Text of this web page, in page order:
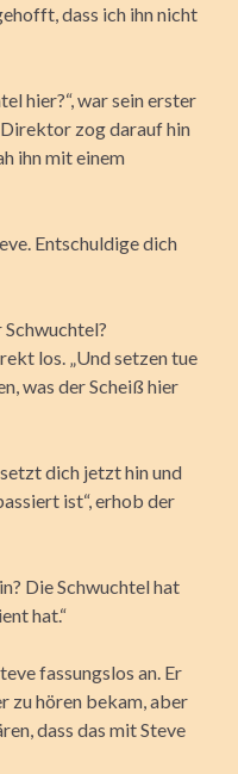
dass ich ihn nicht
hier?“, war sein erster
zog darauf hin
ihn mit einem
Entschuldige dich
Schwuchtel?
los. „Und setzen tue
was der Scheiß hier
setzt dich jetzt hin und
ist“, erhob der
Die Schwuchtel hat
hat.“
fassungslos an. Er
zu hören bekam, aber
dass das mit Steve